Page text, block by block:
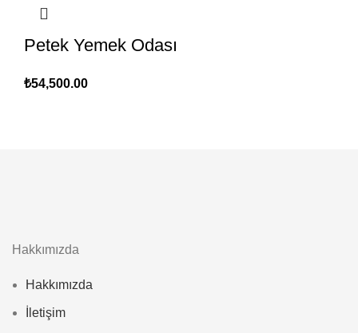
Petek Yemek Odası
₺54,500.00
Hakkımızda
Hakkımızda
İletişim